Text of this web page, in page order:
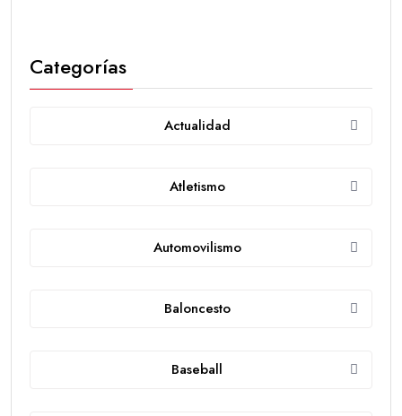
Categorías
Actualidad
Atletismo
Automovilismo
Baloncesto
Baseball